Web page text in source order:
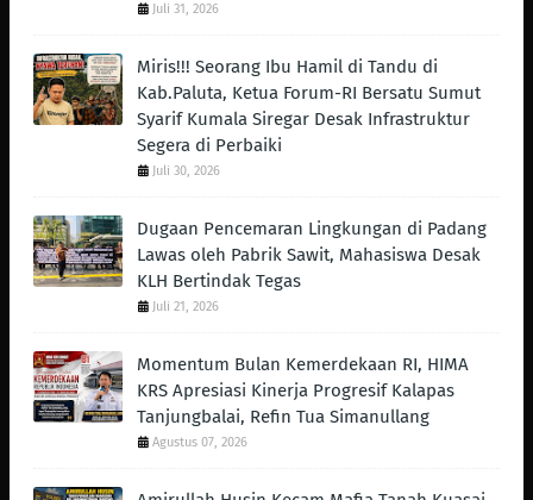
Juli 31, 2026
Miris!!! Seorang Ibu Hamil di Tandu di
Kab.Paluta, Ketua Forum-RI Bersatu Sumut
Syarif Kumala Siregar Desak Infrastruktur
Segera di Perbaiki
Juli 30, 2026
Dugaan Pencemaran Lingkungan di Padang
Lawas oleh Pabrik Sawit, Mahasiswa Desak
KLH Bertindak Tegas ‎
Juli 21, 2026
Momentum Bulan Kemerdekaan RI, HIMA
KRS Apresiasi Kinerja Progresif Kalapas
Tanjungbalai, Refin Tua Simanullang
Agustus 07, 2026